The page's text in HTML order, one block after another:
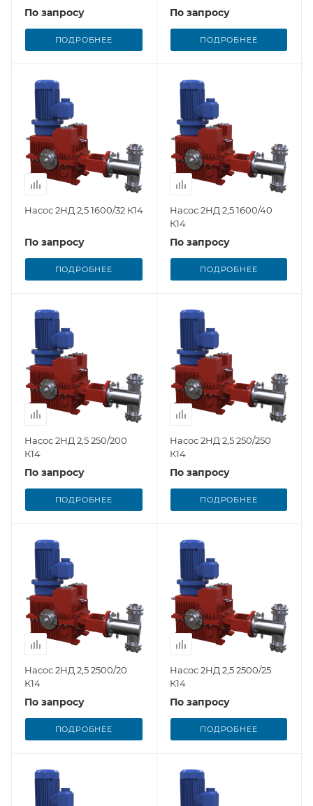
По запросу
ПОДРОБНЕЕ
По запросу
ПОДРОБНЕЕ
Насос 2НД 2,5 1600/32 К14
По запросу
ПОДРОБНЕЕ
Насос 2НД 2,5 1600/40
К14
По запросу
ПОДРОБНЕЕ
Насос 2НД 2,5 250/200
К14
По запросу
ПОДРОБНЕЕ
Насос 2НД 2,5 250/250
К14
По запросу
ПОДРОБНЕЕ
Насос 2НД 2,5 2500/20
К14
По запросу
ПОДРОБНЕЕ
Насос 2НД 2,5 2500/25
К14
По запросу
ПОДРОБНЕЕ